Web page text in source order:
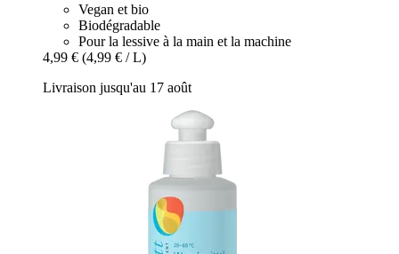
Vegan et bio
Biodégradable
Pour la lessive à la main et la machine
4,99 € (4,99 € / L)
Livraison jusqu'au 17 août